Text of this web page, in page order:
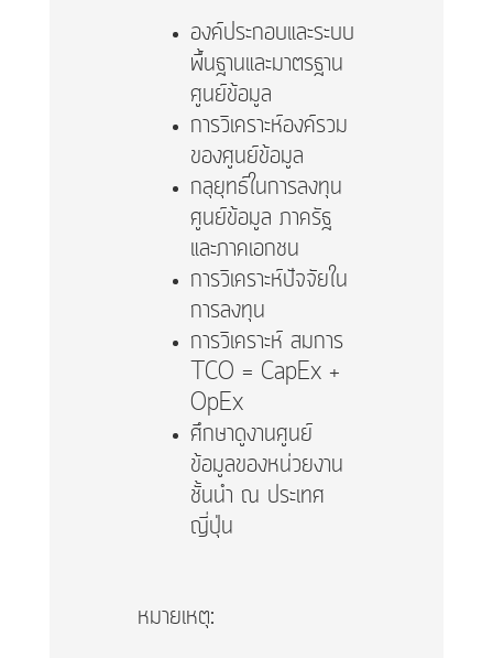
องค์ประกอบและระบบ
พื้นฐานและมาตรฐาน
ศูนย์ข้อมูล
การวิเคราะห์องค์รวม
ของศูนย์ข้อมูล
กลุยุทธ์ในการลงทุน
ศูนย์ข้อมูล ภาครัฐ
และภาคเอกชน
การวิเคราะห์ปัจจัยใน
การลงทุน
การวิเคราะห์ สมการ
TCO = CapEx +
OpEx
ศึกษาดูงานศูนย์
ข้อมูลของหน่วยงาน
ชั้นนำ ณ ประเทศ
ญี่ปุ่น
หมายเหตุ: